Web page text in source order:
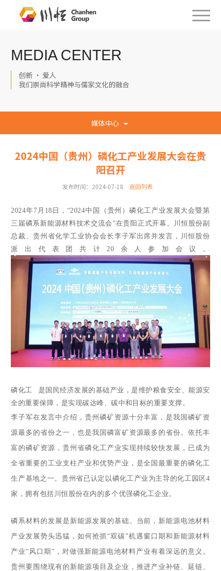
MEDIA CENTER
创新 · 爱人
我们崇尚科学精神与儒家文化的融合
媒体中心
2024中国（贵州）磷化工产业发展大会在贵
阳召开
发布时间：2024-07-18 返回列表
2024年7月18日，“2024中国（贵州）磷化工产业发展大会暨第
三届磷系新能源材料技术交流会”在贵阳正式开幕。川恒股份副
总裁、贵州省化学工业协会会长李子军出席并发言 ，川恒股份
派出代表团共计20余人参加会议。
磷化工
是国民经济发展的基础产业，是维护粮食安全、能源安
全的重要保障，是实现碳达峰、碳中和目标的重要支撑。
李子军在发言中介绍，贵州磷矿资源十分丰富，是我国磷矿资
源最多的省份之一，也是我国磷富矿资源最多的省份。依托丰
富的磷矿资源，贵州省磷化工产业实现持续较快发展，已成为
全省重要的工业支柱产业和优势产业，是全国最重要的磷化工
生产基地之一。贵州省已认定以磷化工产业为主导的化工园区4
家，拥有包括川恒股份在内的多个优强磷化工企业。
磷系材料的发展是新能源发展的基础。当前，新能源电池材料
产业发展势头迅猛，如何抢抓“双碳”机遇窗口期和新能源材料
产业“风口期”，对做强新能源电池材料产业有着深远的意义。
贵州要围绕现有的新能源项目及企业，推进产业补链、延链、